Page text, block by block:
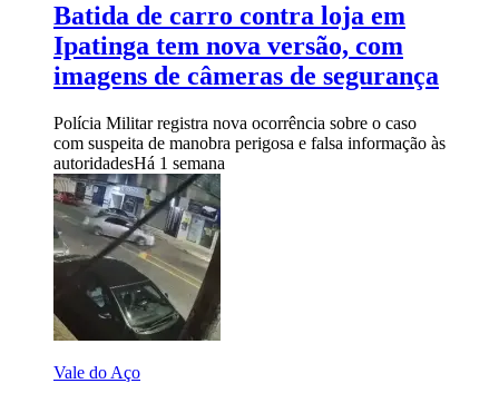
Batida de carro contra loja em
Ipatinga tem nova versão, com
imagens de câmeras de segurança
Polícia Militar registra nova ocorrência sobre o caso
com suspeita de manobra perigosa e falsa informação às
autoridadesHá 1 semana
Vale do Aço